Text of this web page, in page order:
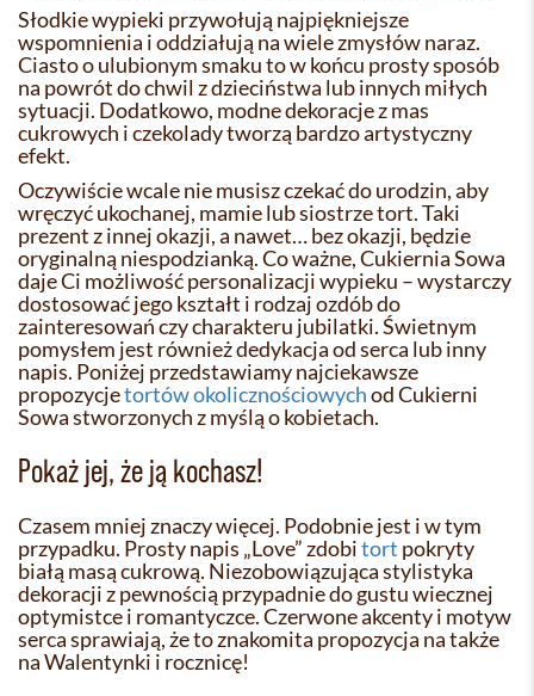
Słodkie wypieki przywołują najpiękniejsze
wspomnienia i oddziałują na wiele zmysłów naraz.
Ciasto o ulubionym smaku to w końcu prosty sposób
na powrót do chwil z dzieciństwa lub innych miłych
sytuacji. Dodatkowo, modne dekoracje z mas
cukrowych i czekolady tworzą bardzo artystyczny
efekt.
Oczywiście wcale nie musisz czekać do urodzin, aby
wręczyć ukochanej, mamie lub siostrze tort. Taki
prezent z innej okazji, a nawet… bez okazji, będzie
oryginalną niespodzianką. Co ważne, Cukiernia Sowa
daje Ci możliwość personalizacji wypieku – wystarczy
dostosować jego kształt i rodzaj ozdób do
zainteresowań czy charakteru jubilatki. Świetnym
pomysłem jest również dedykacja od serca lub inny
napis. Poniżej przedstawiamy najciekawsze
propozycjetortów okolicznościowychod Cukierni
Sowa stworzonych z myślą o kobietach.
Pokaż jej, że ją kochasz!
Czasem mniej znaczy więcej. Podobnie jest i w tym
przypadku. Prosty napis „Love” zdobitort pokryty
białą masą cukrową. Niezobowiązująca stylistyka
dekoracji z pewnością przypadnie do gustu wiecznej
optymistce i romantyczce. Czerwone akcenty i motyw
serca sprawiają, że to znakomita propozycja na także
na Walentynki i rocznicę!